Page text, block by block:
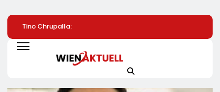
Tino Chrupalla:
Steuern Auf Strom
Und Energie Senken
Innovationsrats Für
Fleischvergleich: